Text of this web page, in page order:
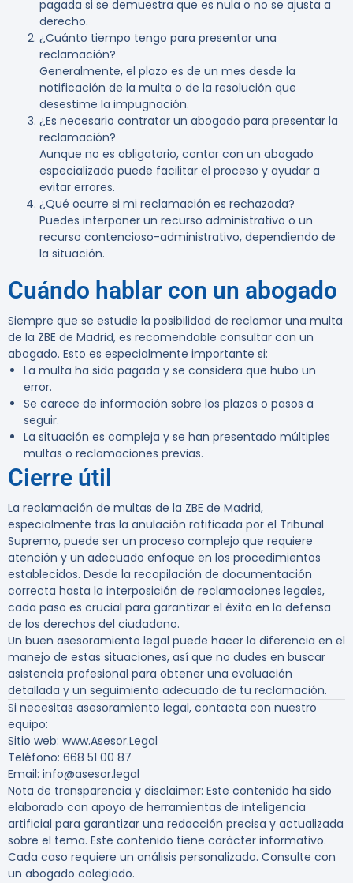
pagada si se demuestra que es nula o no se ajusta a
derecho.
¿Cuánto tiempo tengo para presentar una
reclamación?
Generalmente, el plazo es de un mes desde la
notificación de la multa o de la resolución que
desestime la impugnación.
¿Es necesario contratar un abogado para presentar la
reclamación?
Aunque no es obligatorio, contar con un abogado
especializado puede facilitar el proceso y ayudar a
evitar errores.
¿Qué ocurre si mi reclamación es rechazada?
Puedes interponer un recurso administrativo o un
recurso contencioso-administrativo, dependiendo de
la situación.
Cuándo hablar con un abogado
Siempre que se estudie la posibilidad de reclamar una multa
de la ZBE de Madrid, es recomendable consultar con un
abogado. Esto es especialmente importante si:
La multa ha sido pagada y se considera que hubo un
error.
Se carece de información sobre los plazos o pasos a
seguir.
La situación es compleja y se han presentado múltiples
multas o reclamaciones previas.
Cierre útil
La reclamación de multas de la ZBE de Madrid,
especialmente tras la anulación ratificada por el Tribunal
Supremo, puede ser un proceso complejo que requiere
atención y un adecuado enfoque en los procedimientos
establecidos. Desde la recopilación de documentación
correcta hasta la interposición de reclamaciones legales,
cada paso es crucial para garantizar el éxito en la defensa
de los derechos del ciudadano.
Un buen asesoramiento legal puede hacer la diferencia en el
manejo de estas situaciones, así que no dudes en buscar
asistencia profesional para obtener una evaluación
detallada y un seguimiento adecuado de tu reclamación.
Si necesitas asesoramiento legal, contacta con nuestro
equipo:
Sitio web: www.Asesor.Legal
Teléfono: 668 51 00 87
Email: info@asesor.legal
Nota de transparencia y disclaimer: Este contenido ha sido
elaborado con apoyo de herramientas de inteligencia
artificial para garantizar una redacción precisa y actualizada
sobre el tema. Este contenido tiene carácter informativo.
Cada caso requiere un análisis personalizado. Consulte con
un abogado colegiado.